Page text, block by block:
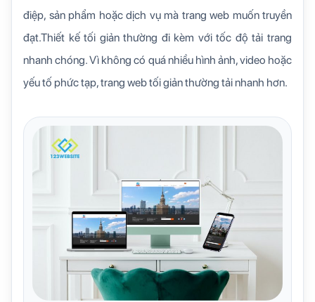
điệp, sản phẩm hoặc dịch vụ mà trang web muốn truyền
đạt.Thiết kế tối giản thường đi kèm với tốc độ tải trang
nhanh chóng. Vì không có quá nhiều hình ảnh, video hoặc
yếu tố phức tạp, trang web tối giản thường tải nhanh hơn.